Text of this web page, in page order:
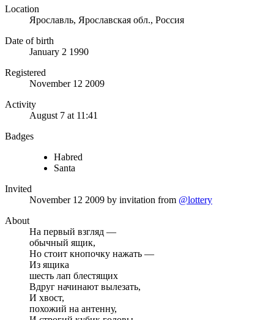
Location
Ярославль, Ярославская обл., Россия
Date of birth
January 2 1990
Registered
November 12 2009
Activity
August 7 at 11:41
Badges
Habred
Santa
Invited
November 12 2009 by invitation from @lottery
About
На первый взгляд —
обычный ящик,
Но стоит кнопочку нажать —
Из ящика
шесть лап блестящих
Вдруг начинают вылезать,
И хвост,
похожий на антенну,